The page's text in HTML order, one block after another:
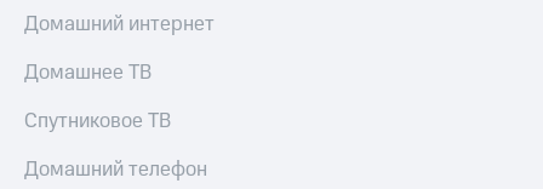
Домашний интернет
Домашнее ТВ
Спутниковое ТВ
Домашний телефон